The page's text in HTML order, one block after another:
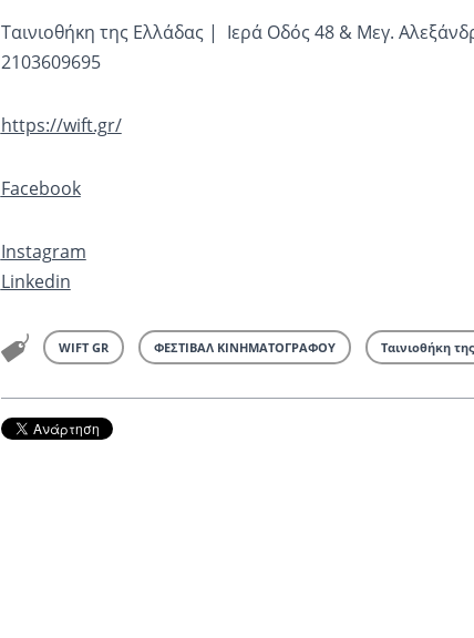
Ταινιοθήκη της Ελλάδας | Ιερά Οδός 48 & Μεγ.
2103609695
https://wift.gr/
Facebook
Instagram
Linkedin
WIFT GR ΦΕΣΤΙΒΑΛ ΚΙΝΗΜΑΤΟΓΡΑΦΟΥ Ταινιοθήκη